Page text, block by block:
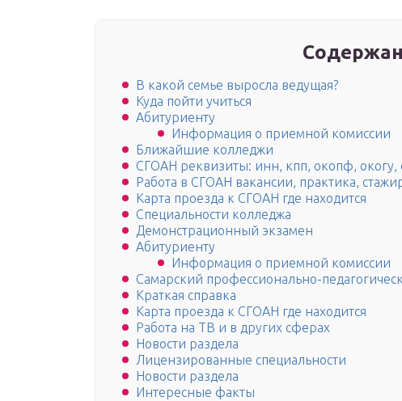
В какой семье выросла ведущая?
Куда пойти учиться
Абитуриенту
Информация о приемной комиссии
Ближайшие колледжи
СГОАН реквизиты: инн, кпп, окопф, окогу,
Работа в СГОАН вакансии, практика,
Карта проезда к СГОАН где находится
Специальности колледжа
Демонстрационный экзамен
Абитуриенту
Информация о приемной комиссии
Самарский профессионально-
Краткая справка
Карта проезда к СГОАН где находится
Работа на ТВ и в других сферах
Новости раздела
Лицензированные специальности
Новости раздела
Интересные факты